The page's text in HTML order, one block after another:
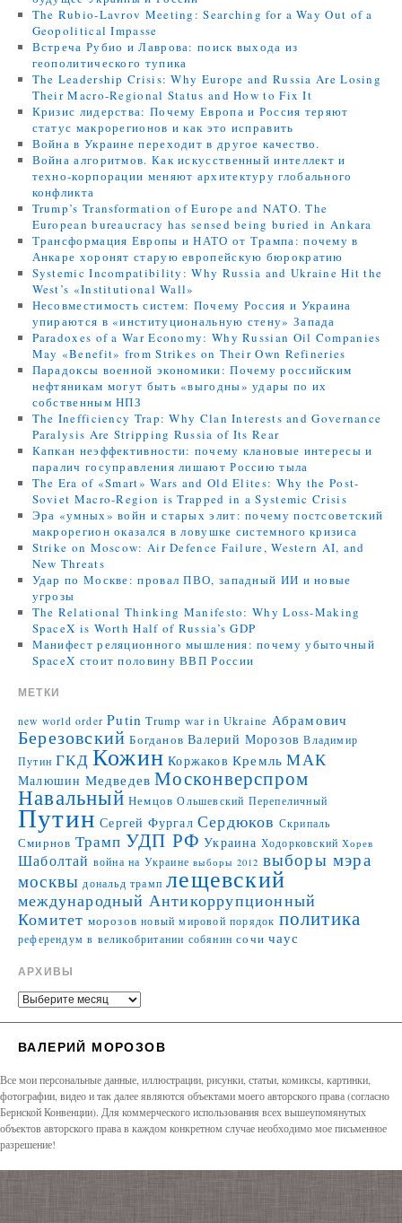
The Rubio-Lavrov Meeting: Searching for a Way Out of a
Geopolitical Impasse
Встреча Рубио и Лаврова: поиск выхода из
геополитического тупика
The Leadership Crisis: Why Europe and Russia Are Losing
Their Macro-Regional Status and How to Fix It
Кризис лидерства: Почему Европа и Россия теряют
статус макрорегионов и как это исправить
Война в Украине переходит в другое качество.
Война алгоритмов. Как искусственный интеллект и
техно-корпорации меняют архитектуру глобального
конфликта
Trump’s Transformation of Europe and NATO. The
European bureaucracy has sensed being buried in Ankara
Трансформация Европы и НАТО от Трампа: почему в
Анкаре хоронят старую европейскую бюрократию
Systemic Incompatibility: Why Russia and Ukraine Hit the
West’s «Institutional Wall»
Несовместимость систем: Почему Россия и Украина
упираются в «институциональную стену» Запада
Paradoxes of a War Economy: Why Russian Oil Companies
May «Benefit» from Strikes on Their Own Refineries
Парадоксы военной экономики: Почему российским
нефтяникам могут быть «выгодны» удары по их
собственным НПЗ
The Inefficiency Trap: Why Clan Interests and Governance
Paralysis Are Stripping Russia of Its Rear
Капкан неэффективности: почему клановые интересы и
паралич госуправления лишают Россию тыла
The Era of «Smart» Wars and Old Elites: Why the Post-
Soviet Macro-Region is Trapped in a Systemic Crisis
Эра «умных» войн и старых элит: почему постсоветский
макрорегион оказался в ловушке системного кризиса
Strike on Moscow: Air Defence Failure, Western AI, and
New Threats
Удар по Москве: провал ПВО, западный ИИ и новые
угрозы
The Relational Thinking Manifesto: Why Loss-Making
SpaceX is Worth Half of Russia’s GDP
Манифест реляционного мышления: почему убыточный
SpaceX стоит половину ВВП России
МЕТКИ
new world order Putin Trump war in Ukraine Абрамович
Березовский Богданов Валерий Морозов Владимир
Путин ГКД Кожин Коржаков Кремль МАК
Малюшин Медведев Москонверспром
Навальный Немцов Ольшевский Перепеличный
Путин Сергей Фургал Сердюков Скрипаль
Смирнов Трамп УДП РФ Украина Ходорковский Хорев
Шаболтай война на Украине выборы 2012 выборы мэра
москвы дональд трамп лещевский
международный Антикоррупционный
Комитет морозов новый мировой порядок политика
референдум в великобритании собянин сочи чаус
АРХИВЫ
ВАЛЕРИЙ МОРОЗОВ
Все мои персональные данные, иллюстрации, рисунки, статьи, комиксы, картинки,
фотографии, видео и так далее являются объектами моего авторского права (согласно
Бернской Конвенции). Для коммерческого использования всех вышеупомянутых
объектов авторского права в каждом конкретном случае необходимо мое письменное
разрешение!